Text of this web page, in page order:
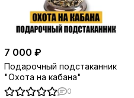
7 000 ₽
Подарочный подстаканник
"Охота на кабана"
0